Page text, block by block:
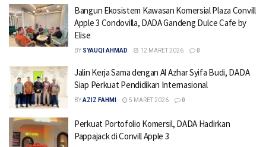
Bangun Ekosistem Kawasan Komersial Plaza Convill
Apple 3 Condovilla, DADA Gandeng Dulce Cafe by
Elise
BY SYAUQI AHMAD 12 MARET 2026 0
Jalin Kerja Sama dengan Al Azhar Syifa Budi, DADA
Siap Perkuat Pendidikan Internasional
BYAZIZ FAHMI 5 MARET 2026 0
Perkuat Portofolio Komersil, DADA Hadirkan
Pappajack di Convill Apple 3